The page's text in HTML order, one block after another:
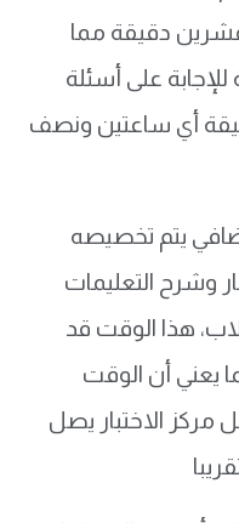
دقيقة مما
على أسئلة
أي ساعتين ونصف
يتم تخصيصه
وشرح التعليمات
هذا الوقت قد
يعني أن الوقت
مركز الاختبار يصل